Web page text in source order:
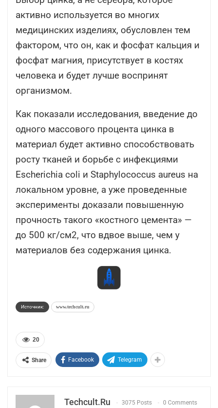
активно используется во многих
медицинских изделиях, обусловлен тем
фактором, что он, как и фосфат кальция и
фосфат магния, присутствует в костях
человека и будет лучше воспринят
организмом.
Как показали исследования, введение до
одного массового процента цинка в
материал будет активно способствовать
росту тканей и борьбе с инфекциями
Escherichia coli и Staphylococcus aureus на
локальном уровне, а уже проведенные
эксперименты доказали повышенную
прочность такого «костного цемента» —
до 500 кг/см2, что вдвое выше, чем у
материалов без содержания цинка.
Источник: www.techcult.ru
20
Share Facebook Telegram
Techcult.ru 3075 Posts 0 Comments